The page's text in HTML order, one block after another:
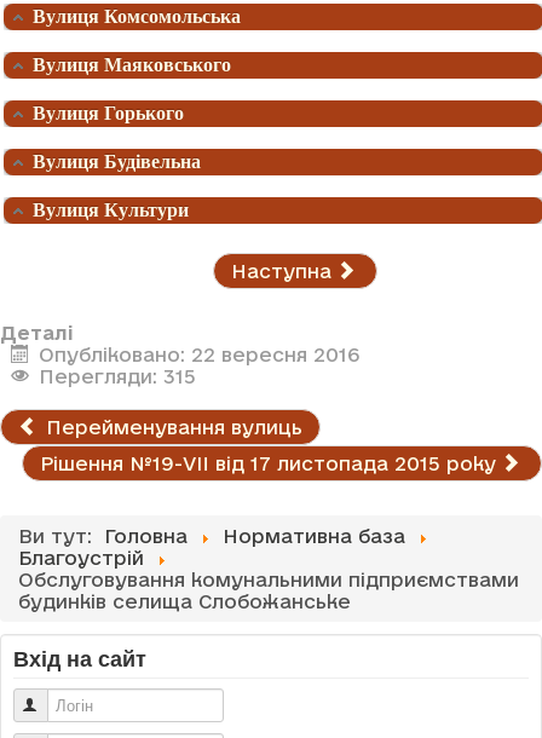
Вулиця Комсомольська
Вулиця Маяковського
Вулиця Горького
Вулиця Будівельна
Вулиця Культури
Наступна
Деталі
Опубліковано: 22 вересня 2016
Перегляди: 315
Перейменування вулиць
Рішення №19-VII від 17 листопада 2015 року
Ви тут: Головна
Нормативна база
Благоустрій
Обслуговування комунальними підприємствами
будинків селища Слобожанське
Вхід на сайт
Логін